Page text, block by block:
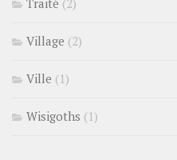
Village (2)
Ville (1)
Wisigoths (1)